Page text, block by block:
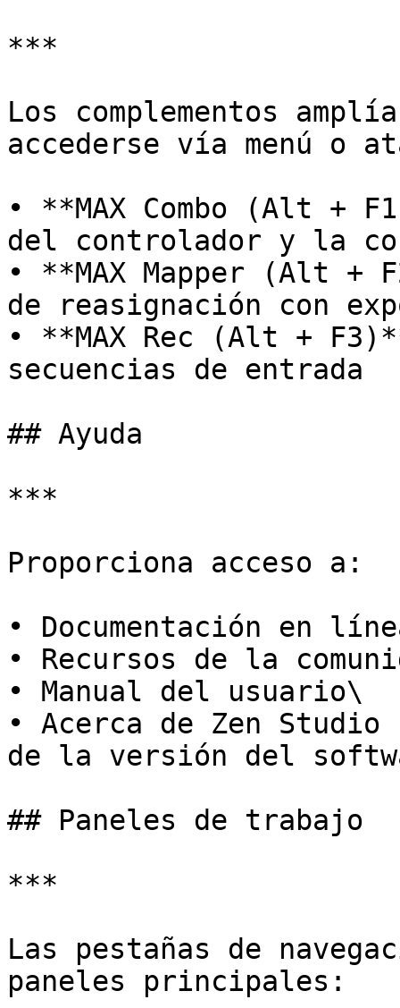
***
Los complementos
accederse vía menú o
• **MAX Combo (Alt +
del controlador y la
• **MAX Mapper (Alt +
de reasignación con
• **MAX Rec (Alt +
secuencias de entrada
## Ayuda
***
Proporciona acceso a:
• Documentación en
• Recursos de la
• Manual del usuario\
• Acerca de Zen
de la versión del
## Paneles de trabajo
***
Las pestañas de
paneles principales: